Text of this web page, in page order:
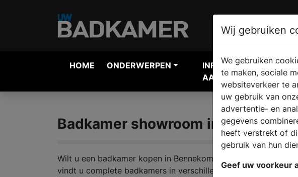
HOME ONDERWERPEN
INFORMATIE
AANVRAGEN
Badkamer showroom in Bennekom
Wilt u een badkamer kopen in Bennekom? Bij een bezoek aan
vindt u complete badkamers in verschillende badkamerstijlen.
Wij gebruiken
We gebruiken
te maken, sociale
websiteverkeer te
uw gebruik van
advertentie- en
gegevens
heeft verstrekt of
gebruik van hun
Geef uw voorkeur